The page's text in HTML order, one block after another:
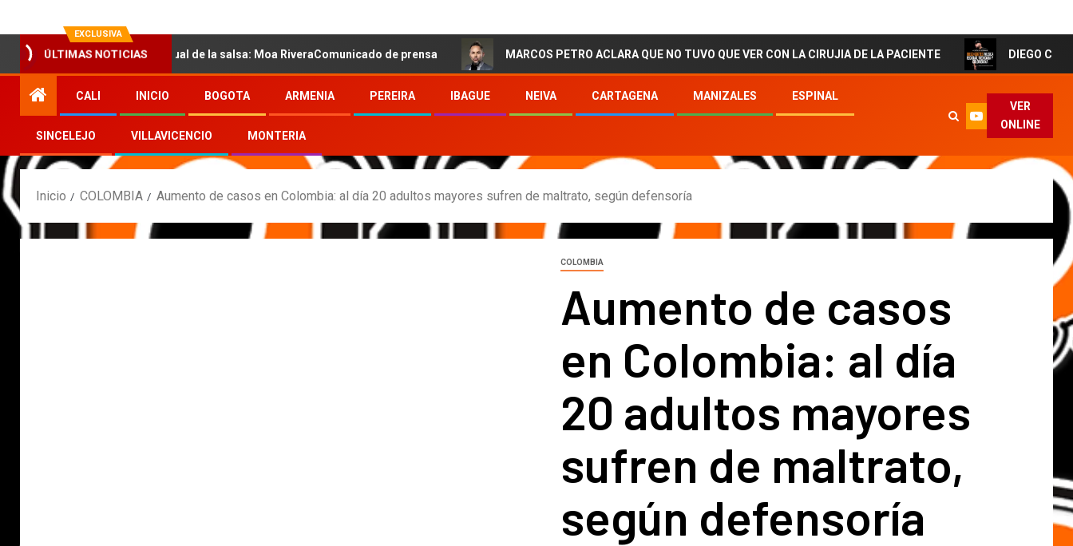
EXCLUSIVA
ÚLTIMAS NOTICIAS
la nueva voz sensual de la salsa: Moa RiveraComunicado de prensa MARCOS PETRO ACLARA QUE NO TUVO QUE VER CON LA CIRUJIA DE LA PACIENTE DIEGO CORTES El
CALI INICIO BOGOTA ARMENIA PEREIRA IBAGUE NEIVA CARTAGENA MANIZALES ESPINAL
SINCELEJO VILLAVICENCIO MONTERIA
VER
ONLINE
Inicio COLOMBIA Aumento de casos en Colombia: al día 20 adultos mayores sufren de maltrato, según defensoría
COLOMBIA
Aumento de casos
en Colombia: al día
20 adultos mayores
sufren de maltrato,
según defensoría